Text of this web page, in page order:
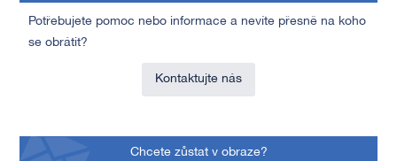
Potřebujete pomoc nebo informace a nevíte přesně na koho
se obrátit?
Kontaktujte nás
Chcete zůstat v obraze?